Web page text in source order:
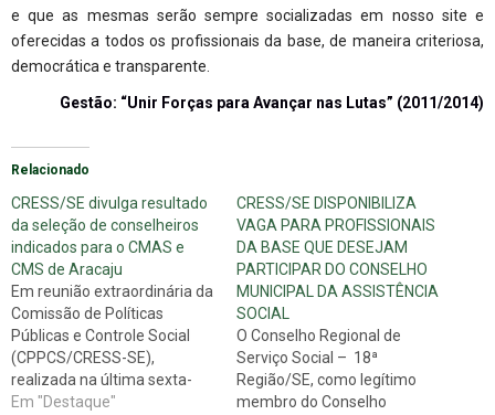
e que as mesmas serão sempre socializadas em nosso site e
oferecidas a todos os profissionais da base, de maneira criteriosa,
democrática e transparente.
Gestão: “Unir Forças para Avançar nas Lutas” (2011/2014)
Relacionado
CRESS/SE divulga resultado
da seleção de conselheiros
indicados para o CMAS e
CMS de Aracaju
Em reunião extraordinária da
Comissão de Políticas
Públicas e Controle Social
(CPPCS/CRESS-SE),
realizada na última sexta-
feira, 06/07, às 16 horas, na
Em "Destaque"
CRESS/SE DISPONIBILIZA
VAGA PARA PROFISSIONAIS
DA BASE QUE DESEJAM
PARTICIPAR DO CONSELHO
MUNICIPAL DA ASSISTÊNCIA
SOCIAL
O Conselho Regional de
Serviço Social – 18ª
Região/SE, como legítimo
membro do Conselho